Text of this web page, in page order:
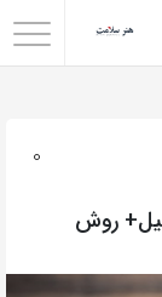
0
روش